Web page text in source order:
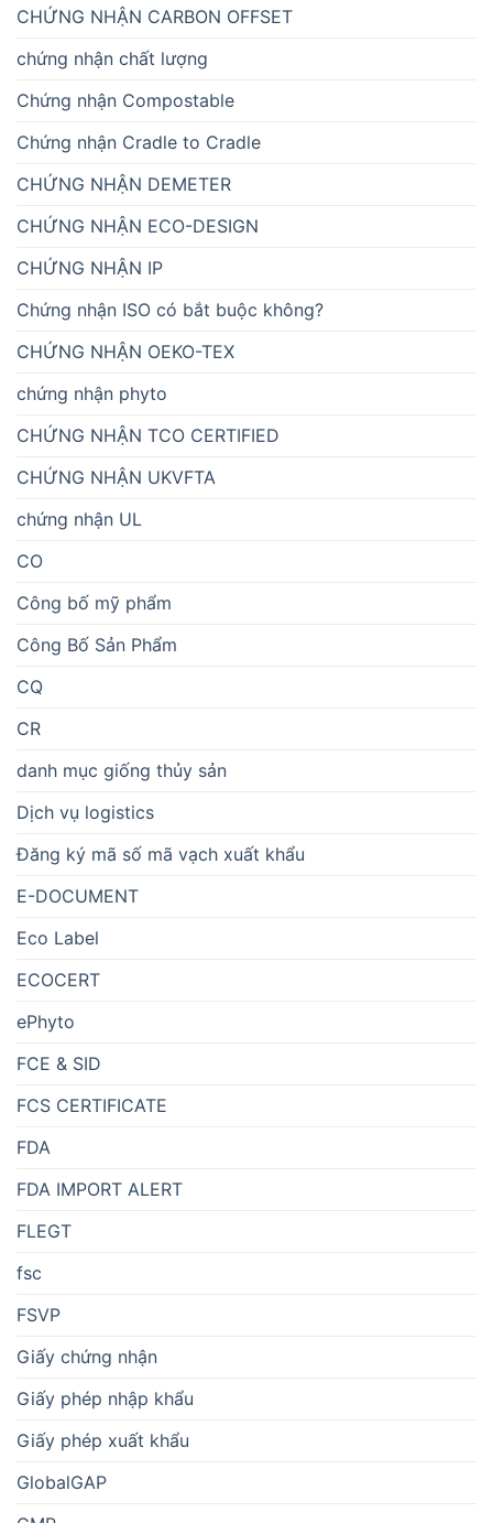
CHỨNG NHẬN CARBON OFFSET
chứng nhận chất lượng
Chứng nhận Compostable
Chứng nhận Cradle to Cradle
CHỨNG NHẬN DEMETER
CHỨNG NHẬN ECO-DESIGN
CHỨNG NHẬN IP
Chứng nhận ISO có bắt buộc không?
CHỨNG NHẬN OEKO-TEX
chứng nhận phyto
CHỨNG NHẬN TCO CERTIFIED
CHỨNG NHẬN UKVFTA
chứng nhận UL
CO
Công bố mỹ phẩm
Công Bố Sản Phẩm
CQ
CR
danh mục giống thủy sản
Dịch vụ logistics
Đăng ký mã số mã vạch xuất khẩu
E-DOCUMENT
Eco Label
ECOCERT
ePhyto
FCE & SID
FCS CERTIFICATE
FDA
FDA IMPORT ALERT
FLEGT
fsc
FSVP
Giấy chứng nhận
Giấy phép nhập khẩu
Giấy phép xuất khẩu
GlobalGAP